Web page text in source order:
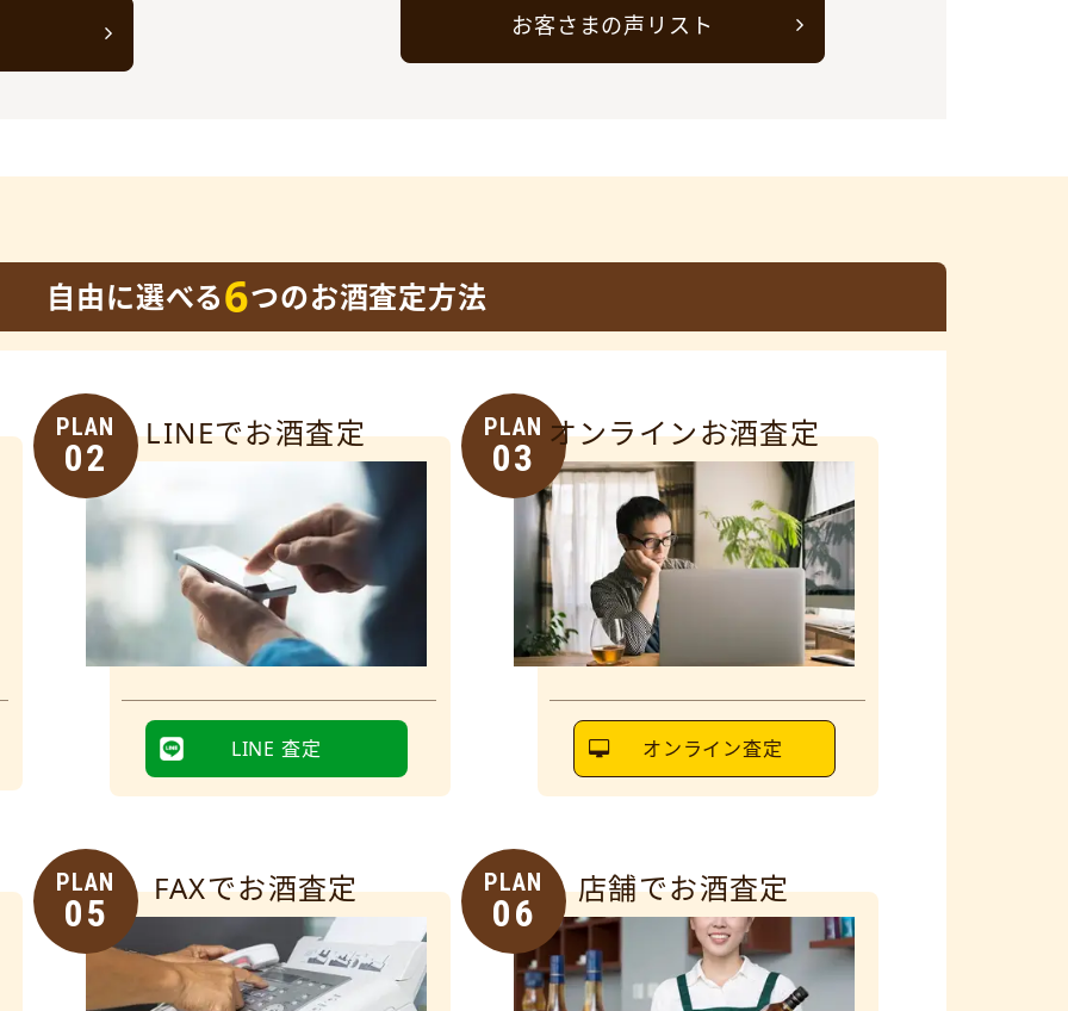
お客さまの声リスト
自由に選べる6つのお酒査定方法
PLAN
02
LINEでお酒査定
LINE 査定
PLAN
03
オンラインお酒査定
オンライン査定
PLAN
05
FAXでお酒査定 PLAN
06
店舗でお酒査定